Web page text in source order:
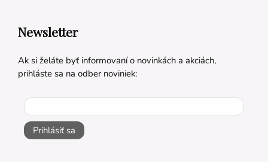
Newsletter
Ak si želáte byť informovaní o novinkách a akciách,
prihláste sa na odber noviniek:
Prihlásiť sa